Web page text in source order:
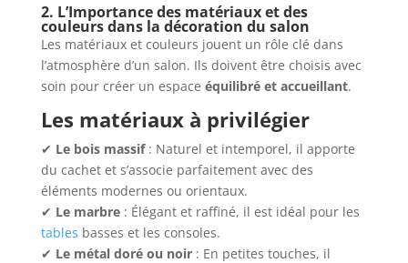
2. L’Importance des matériaux et des
couleurs dans la décoration du salon
Les matériaux et couleurs jouent un rôle clé dans
l’atmosphère d’un salon. Ils doivent être choisis avec
soin pour créer un espace équilibré et accueillant.
Les matériaux à privilégier
✔ Le bois massif: Naturel et intemporel, il apporte
du cachet et s’associe parfaitement avec des
éléments modernes ou orientaux.
✔ Le marbre: Élégant et raffiné, il est idéal pour les
tables basses et les consoles.
✔ Le métal doré ou noir: En petites touches, il